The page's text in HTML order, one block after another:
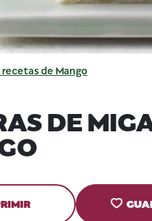
recetas de Mango
DE